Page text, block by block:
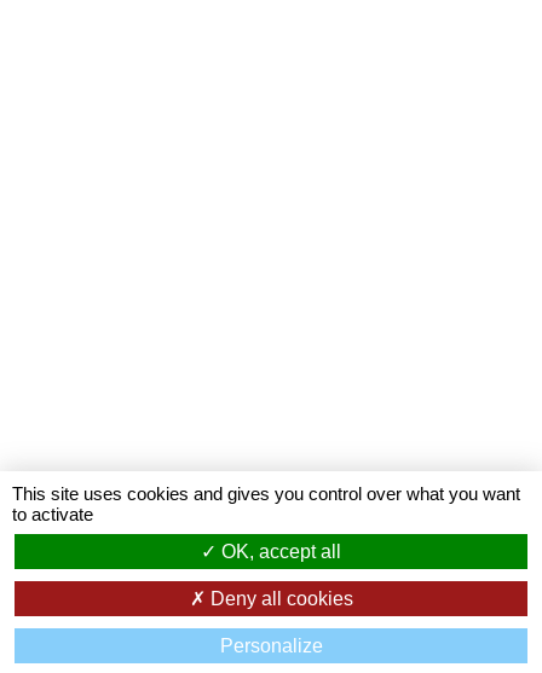
This site uses cookies and gives you control over what you want
to activate
OK, accept all
Deny all cookies
Personalize